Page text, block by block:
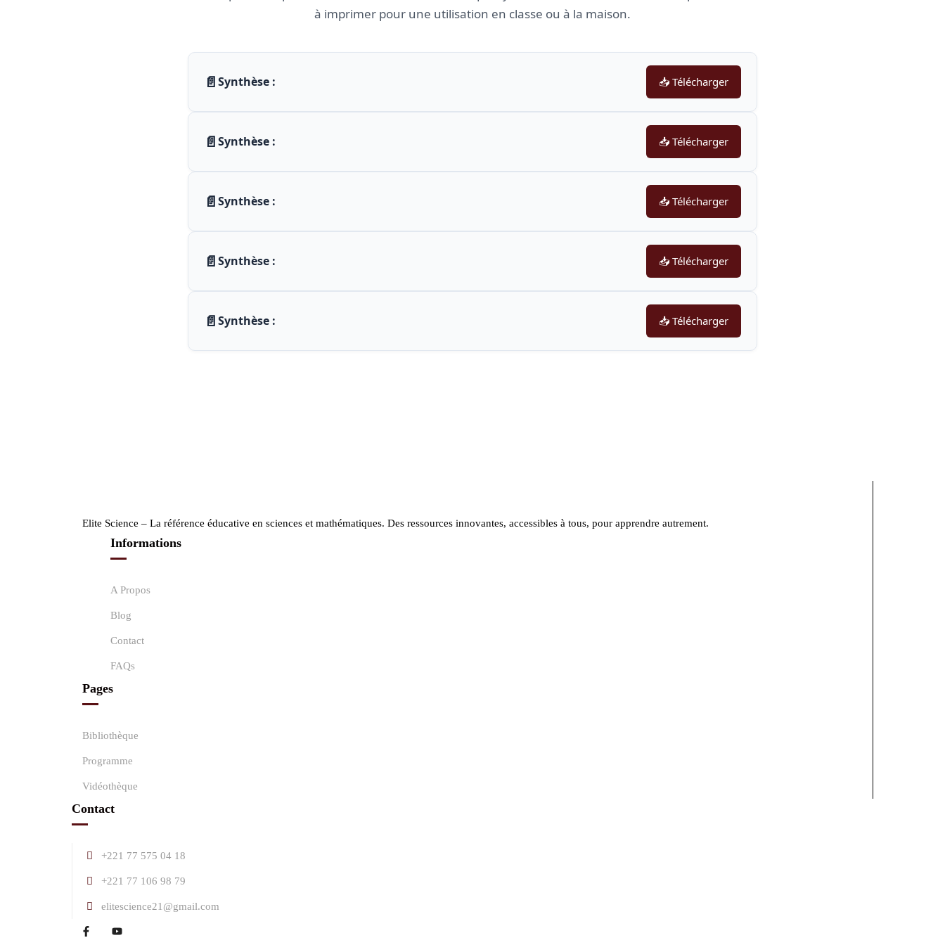
à imprimer pour une utilisation en classe ou à la maison.
📄Synthèse : 📥 Télécharger
📄Synthèse : 📥 Télécharger
📄Synthèse : 📥 Télécharger
📄Synthèse : 📥 Télécharger
📄Synthèse : 📥 Télécharger
Elite Science – La référence éducative en sciences et mathématiques. Des ressources innovantes, accessibles à tous, pour apprendre autrement.
Informations
A Propos
Blog
Contact
FAQs
Pages
Bibliothèque
Programme
Vidéothèque
Contact
+221 77 575 04 18
+221 77 106 98 79
elitescience21@gmail.com